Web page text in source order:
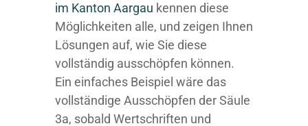
im K anton Aargau kennen diese
Möglichkeiten alle, und zeigen Ihnen
Lösungen auf, wie Sie diese
vollständig ausschöpfen können.
Ein einfaches Beispiel wäre das
vollständige Ausschöpfen der Säule
3a, sobald Wertschriften und